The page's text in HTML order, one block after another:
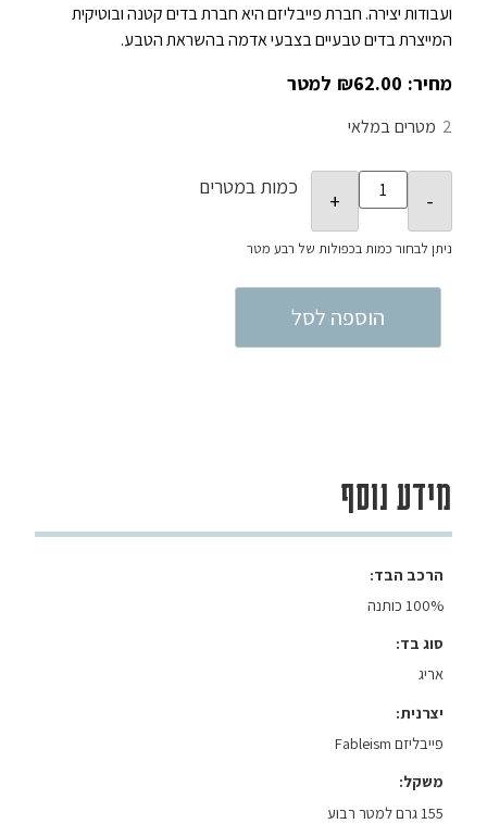
ועבודות יצירה. חברת פייבליזם היא חברת בדים קטנה ובוטיקית
המייצרת בדים טבעיים בצבעי אדמה בהשראת הטבע.
₪62.00
2 במלאי
כמות במטרים
הוספה לסל
מידע נוסף
הרכב הבד
100% כותנה
סוג בד
אריג
יצרנית
פייבליזם Fableism
משקל
155 גרם למטר רבוע